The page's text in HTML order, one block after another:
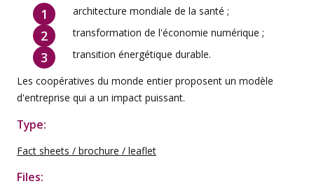
architecture mondiale de la santé ;
transformation de l'économie numérique ;
transition énergétique durable.
Les coopératives du monde entier proposent un modèle
d'entreprise qui a un impact puissant.
Type:
Fact sheets / brochure / leaflet
Files: